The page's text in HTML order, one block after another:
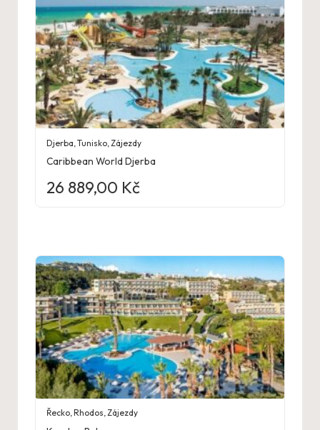
Djerba ,Tunisko Zájezdy
Caribbean World Djerba
26 889,00 Kč
Řecko,Rhodos,Zájezdy